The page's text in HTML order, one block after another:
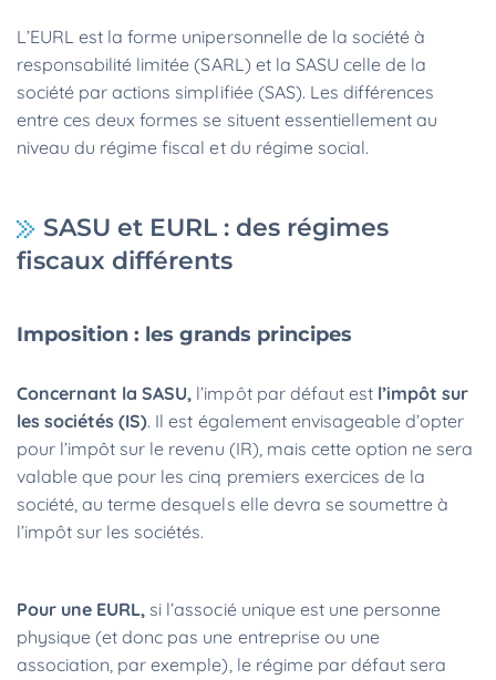
L’EURL est la forme unipersonnelle de la société à
responsabilité limitée (SARL) et la SASU celle de la
société par actions simplifiée (SAS). Les différences
entre ces deux formes se situent essentiellement au
niveau du régime fiscal et du régime social.
SASU et EURL : des régimes
fiscaux différents
Imposition : les grands principes
Concernant la SASU, l’impôt par défaut est l’impôt sur
les sociétés (IS). Il est également envisageable d’opter
pour l’impôt sur le revenu (IR), mais cette option ne sera
valable que pour les cinq premiers exercices de la
société, au terme desquels elle devra se soumettre à
l’impôt sur les sociétés.
Pour une EURL, si l’associé unique est une personne
physique (et donc pas une entreprise ou une
association, par exemple), le régime par défaut sera